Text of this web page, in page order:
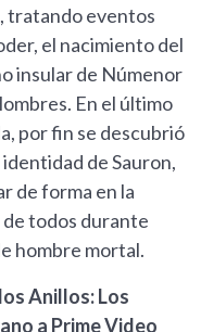
tratando eventos
el nacimiento del
insular de Númenor
En el último
por fin se descubrió
de Sauron,
de forma en la
de todos durante
hombre mortal.
Anillos: Los
a Prime Video